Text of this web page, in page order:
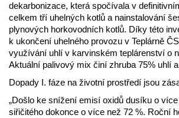
dekarbonizace, která spočívala v
celkem tří uhelných kotlů a nainstalování
plynových horkovodních kotlů. Díky této
k ukončení uhelného provozu v Teplárně
využívání uhlí v karvinském teplárenství o
Aktuální palivový mix činí zhruba 75% uhlí
Dopady I. fáze na životní prostředí jsou
„Došlo ke snížení emisí oxidů dusíku o
siřičitého dokonce o více než 72 %. Roční